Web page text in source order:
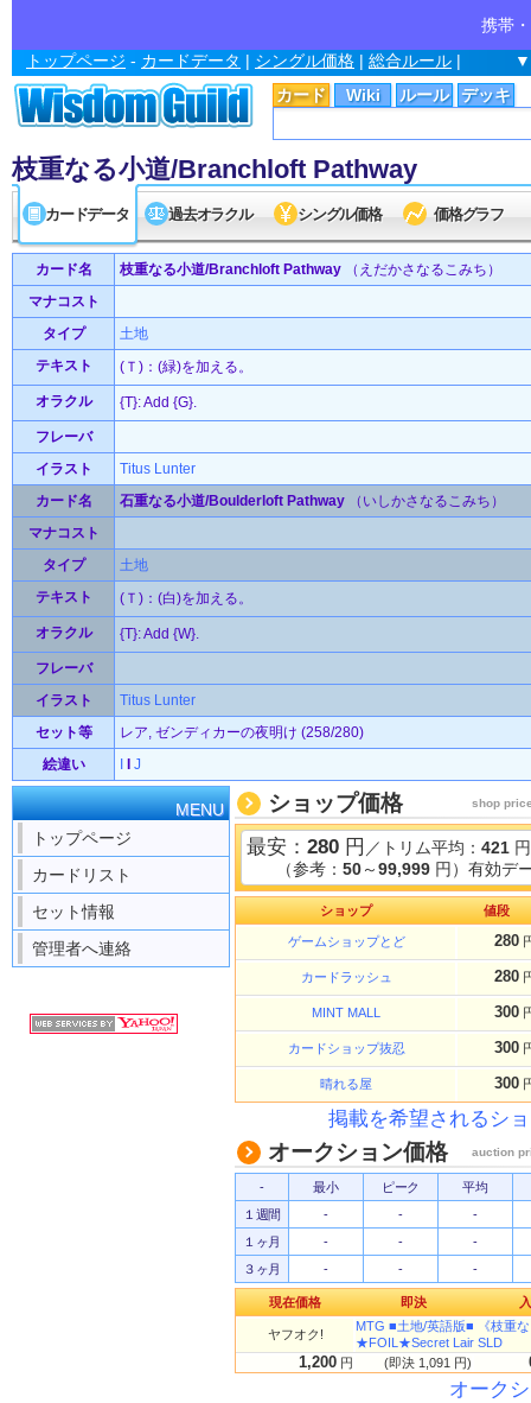
携帯
カード Wiki ルール デッキ
トップページ - カードデータ | シングル価格 | 総合ルール |
枝重なる小道/Branchloft Pathway
カードデータ 過去オラクル シングル価格 価格グラフ
カード名 枝重なる小道/Branchloft Pathway （えだかさなるこみち）
マナコスト
タイプ
土地
テキスト
(Ｔ)：(緑)を加える。
オラクル {T}: Add {G}.
フレーバ
イラスト
Titus Lunter
カード名
石重なる小道/Boulderloft Pathway （いしかさなるこみち）
マナコスト
タイプ
土地
テキスト
(Ｔ)：(白)を加える。
オラクル {T}: Add {W}.
フレーバ
イラスト
Titus Lunter
セット等
レア, ゼンディカーの夜明け (258/280)
絵違い
J
MENU
トップページ
カードリスト
セット情報
管理者へ連絡
ショップ価格 shop
最安： 280 円 ／トリム平均： 421 円
（参考： 50～99,999 円）有効デ
ショップ 値段
ゲームショップとど 280
カードラッシュ 280
MINT MALL 300
カードショップ抜忍 300
晴れる屋 300
掲載を希望されるシ
オークション価格 auction
- 最小 ピーク
平均
１週間
- -
-
１ヶ月
- -
-
３ヶ月
- - -
現在価格 即決
ヤフオク!
MTG ■土地/英語版■ 《枝重
★FOIL★Secret Lair SLD
1,200 円 (即決 1,091 円)
オーク